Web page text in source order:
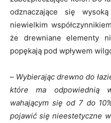
odznaczające się
niewielkim
że drewniane elementy
popękają pod wpływem
– Wybierając drewno do
które ma odpowiednią
wahającym się od 7 do
pojawić się nieestetyczne